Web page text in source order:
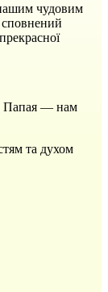
чудовим
Папая — нам
та духом